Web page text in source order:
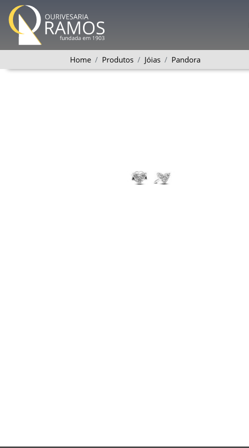
Home Produtos Jóias Pandora